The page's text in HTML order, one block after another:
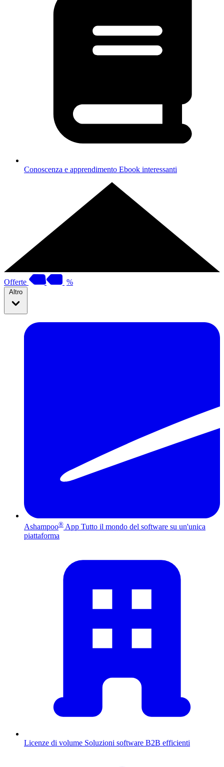
Conoscenza e apprendimento Ebook interessanti
Offerte %
Altro
Ashampoo® App Tutto il mondo del software su un'unica
piattaforma
Licenze di volume Soluzioni software B2B efficienti